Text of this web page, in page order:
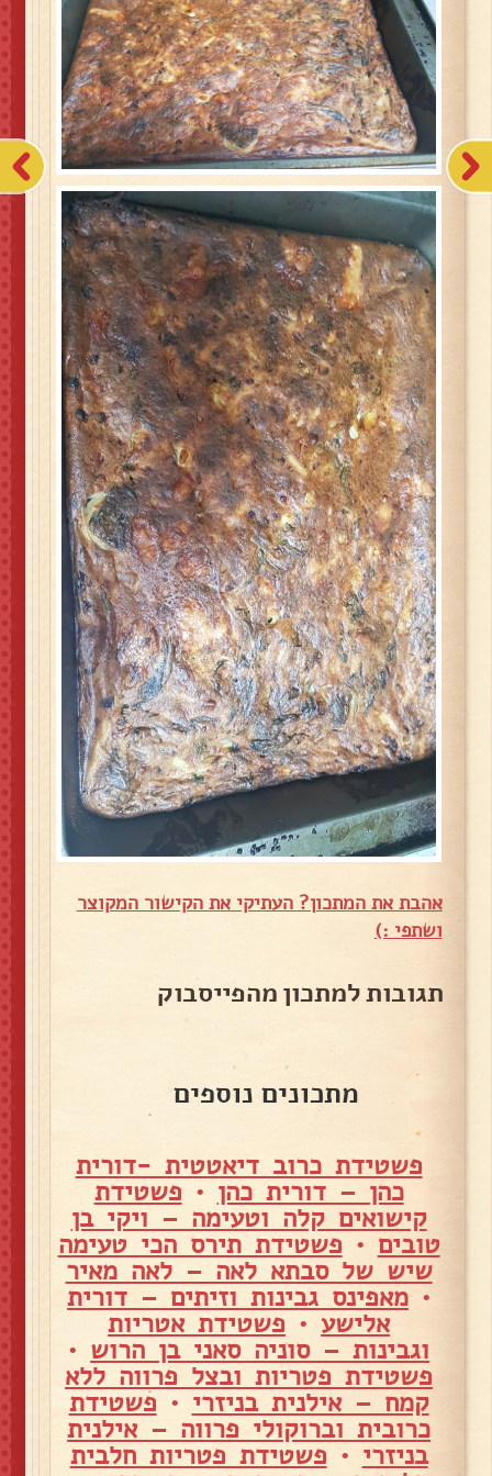
אהבת את המתכון? העתיקי את הקישור המקוצר
ושתפי :)
תגובות למתכון מהפייסבוק
מתכונים נוספים
פשטידת כרוב דיאטטית -דורית
כהן – דורית כהן • פשטידת
קישואים קלה וטעימה – ויקי בן
טובים • פשטידת תירס הכי טעימה
שיש של סבתא לאה – לאה מאיר
• מאפינס גבינות וזיתים – דורית
אלישע• פשטידת אטריות
וגבינות – סוניה סאני בן הרוש •
פשטידת פטריות ובצל פרווה ללא
קמח – אילנית בניזרי • פשטידת
כרובית וברוקולי פרווה – אילנית
בניזרי • פשטידת פטריות חלבית